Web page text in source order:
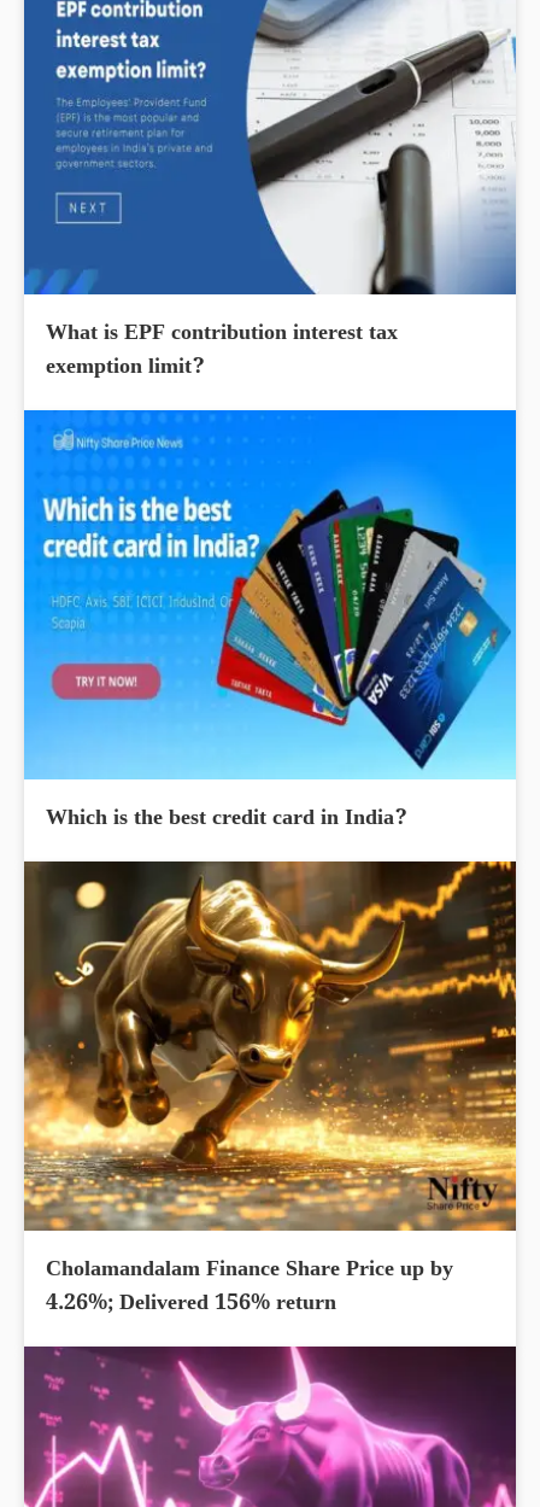
What is EPF contribution interest tax
exemption limit?
Which is the best credit card in India?
Cholamandalam Finance Share Price up by
4.26%; Delivered 156% return